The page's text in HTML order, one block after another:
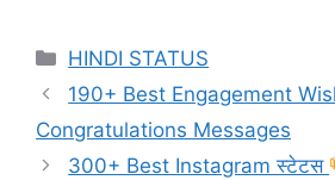
Categories
HINDI STATUS
190+ Best Engagement
Congratulations Messages
300+ Best Instagram स्टेटस